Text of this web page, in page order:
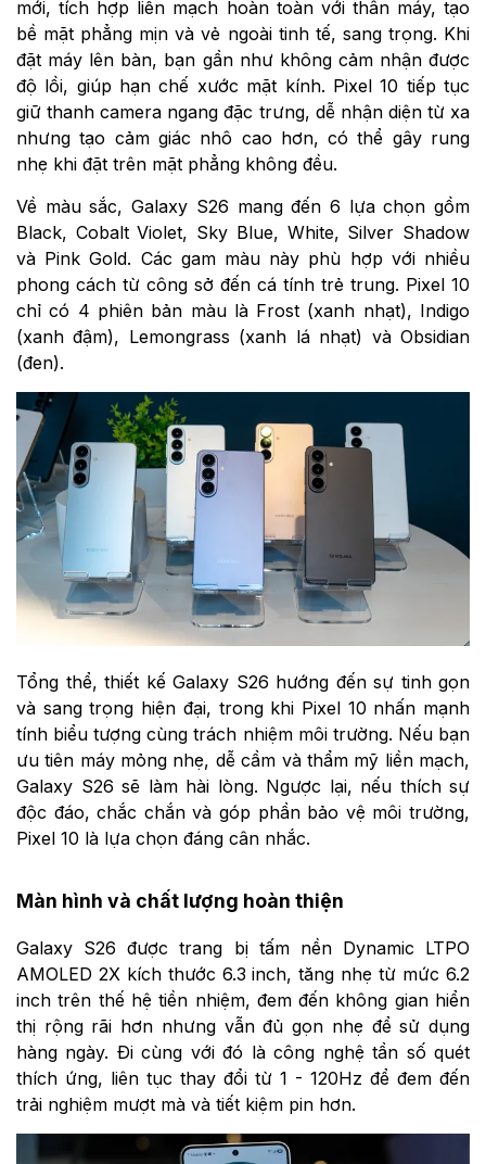
mới, tích hợp liền mạch hoàn toàn với thân máy, tạo
bề mặt phẳng mịn và vẻ ngoài tinh tế, sang trọng. Khi
đặt máy lên bàn, bạn gần như không cảm nhận được
độ lồi, giúp hạn chế xước mặt kính. Pixel 10 tiếp tục
giữ thanh camera ngang đặc trưng, dễ nhận diện từ xa
nhưng tạo cảm giác nhô cao hơn, có thể gây rung
nhẹ khi đặt trên mặt phẳng không đều.
Về màu sắc, Galaxy S26 mang đến 6 lựa chọn gồm
Black, Cobalt Violet, Sky Blue, White, Silver Shadow
và Pink Gold. Các gam màu này phù hợp với nhiều
phong cách từ công sở đến cá tính trẻ trung. Pixel 10
chỉ có 4 phiên bản màu là Frost (xanh nhạt), Indigo
(xanh đậm), Lemongrass (xanh lá nhạt) và Obsidian
(đen).
Tổng thể, thiết kế Galaxy S26 hướng đến sự tinh gọn
và sang trọng hiện đại, trong khi Pixel 10 nhấn mạnh
tính biểu tượng cùng trách nhiệm môi trường. Nếu bạn
ưu tiên máy mỏng nhẹ, dễ cầm và thẩm mỹ liền mạch,
Galaxy S26 sẽ làm hài lòng. Ngược lại, nếu thích sự
độc đáo, chắc chắn và góp phần bảo vệ môi trường,
Pixel 10 là lựa chọn đáng cân nhắc.
Màn hình và chất lượng hoàn thiện
Galaxy S26 được trang bị tấm nền Dynamic LTPO
AMOLED 2X kích thước 6.3 inch, tăng nhẹ từ mức 6.2
inch trên thế hệ tiền nhiệm, đem đến không gian hiển
thị rộng rãi hơn nhưng vẫn đủ gọn nhẹ để sử dụng
hàng ngày. Đi cùng với đó là công nghệ tần số quét
thích ứng, liên tục thay đổi từ 1 - 120Hz để đem đến
trải nghiệm mượt mà và tiết kiệm pin hơn.